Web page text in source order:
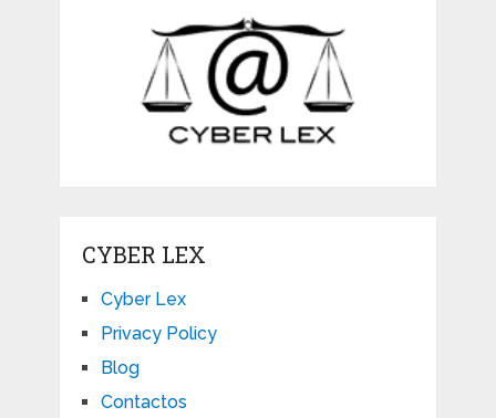
CYBER LEX
Cyber Lex
Privacy Policy
Blog
Contactos